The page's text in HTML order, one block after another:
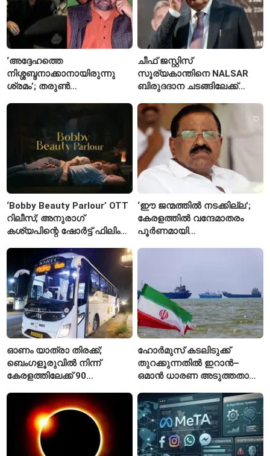
‘അദ്ദേഹത്തെ
നിശ്ശബ്ദനാക്കാനായിരുന്നു
ശ്രമം’; തരുണ്‍
കാരണമെന്ന് മകൾ
ചീഫ് ജസ്റ്റിസ്
സൂര്യകാന്തിനെ NALSAR
ബിരുദദാന ചടങ്ങിലേക്ക്
വിദ്യാർഥികളുടെ എതിർപ്പ്
‘Bobby Beauty Parlour’ OTT
റിലീസ്; അനുരാഗ്
കശ്യപിന്റെ ഷോർട്ട് ഫിലിം
‘ഈ ജന്മത്തിൽ നടക്കില്ല’;
കേരളത്തിൽ വന്ദേമാതരം
പൂർണമായി
ഓണം യാത്രാ തിരക്ക്;
ബെംഗളൂരുവിൽ നിന്ന്
കേരളത്തിലേക്ക് 90
ഹോർമുസ് കടലിടുക്ക്
തുറക്കുന്നതിൽ ഇറാൻ–
ഒമാൻ ധാരണ അടുത്തതായി;
ടെഹ്റാൻ